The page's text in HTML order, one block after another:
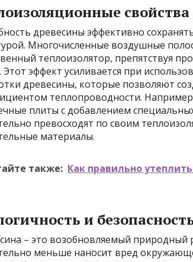
древесины эффективно
Многочисленные воздушные
теплоизолятор, препятствуя
Этот эффект усиливается при
древесины, которые позволяют
теплопроводности.
плиты с добавлением
превосходят по своим
материалы.
также: Как правильно
и
– это возобновляемый природный
меньше наносит вред